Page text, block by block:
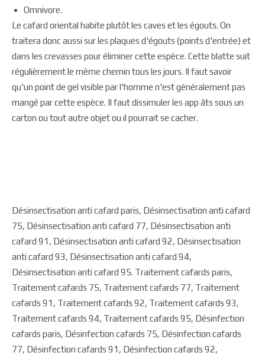
Omnivore.
Le cafard oriental habite plutôt les caves et les égouts. On
traitera donc aussi sur les plaques d'égouts (points d'entrée) et
dans les crevasses pour éliminer cette espèce. Cette blatte suit
régulièrement le même chemin tous les jours. Il faut savoir
qu'un point de gel visible par l'homme n'est généralement pas
mangé par cette espèce. Il faut dissimuler les app âts sous un
carton ou tout autre objet ou il pourrait se cacher.
Désinsectisation anti cafard paris, Désinsectisation anti cafard
75, Désinsectisation anti cafard 77, Désinsectisation anti
cafard 91, Désinsectisation anti cafard 92, Désinsectisation
anti cafard 93, Désinsectisation anti cafard 94,
Désinsectisation anti cafard 95. Traitement cafards paris,
Traitement cafards 75, Traitement cafards 77, Traitement
cafards 91, Traitement cafards 92, Traitement cafards 93,
Traitement cafards 94, Traitement cafards 95, Désinfection
cafards paris, Désinfection cafards 75, Désinfection cafards
77, Désinfection cafards 91, Désinfection cafards 92,